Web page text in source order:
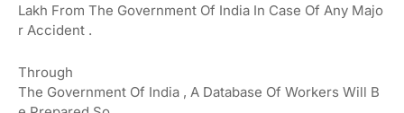
Lakh From The Government Of India In Case Of Any Majo
R Accident .
Through
The Government Of India , A Database Of Workers Will B